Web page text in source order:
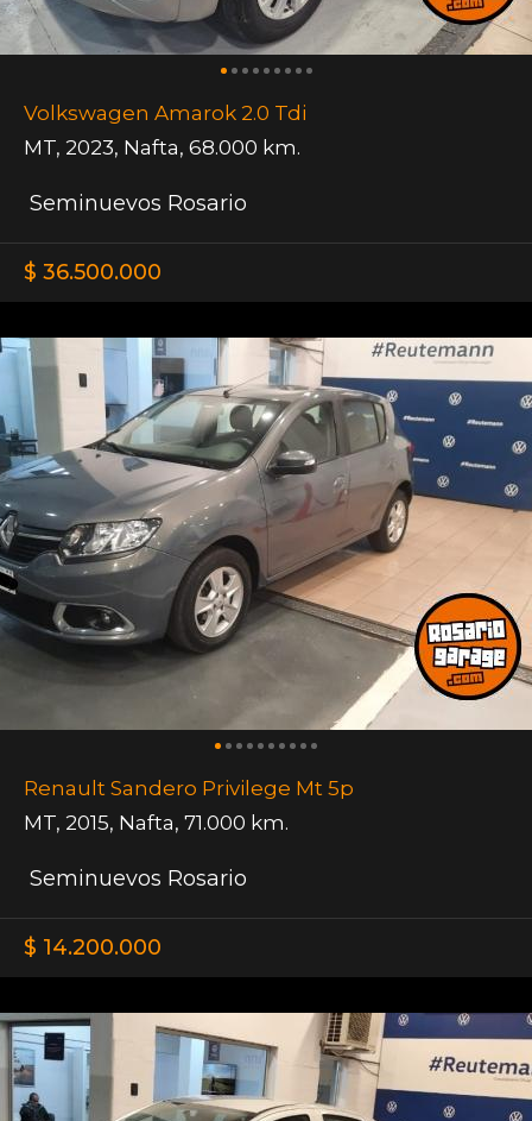
Volkswagen Amarok 2.0 Tdi
MT, 2023, Nafta, 68.000 km.
Seminuevos Rosario
$ 36.500.000
Renault Sandero Privilege Mt 5p
MT, 2015, Nafta, 71.000 km.
Seminuevos Rosario
$ 14.200.000